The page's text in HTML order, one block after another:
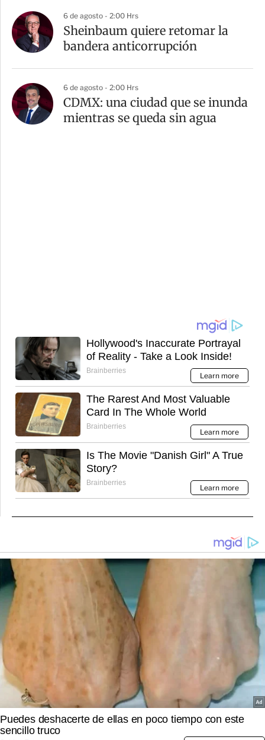
6 de agosto - 2:00 Hrs
Sheinbaum quiere retomar la
bandera anticorrupción
6 de agosto - 2:00 Hrs
CDMX: una ciudad que se inunda
mientras se queda sin agua